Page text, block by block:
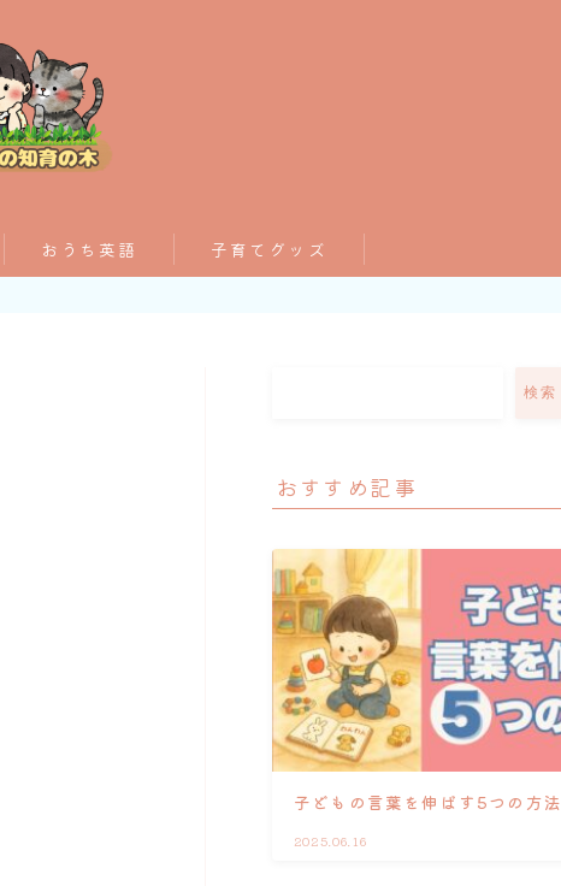
おうち英語 子育てグッズ
検索
おすすめ記事
子どもの言葉を伸ばす5つの方法
2025.06.16